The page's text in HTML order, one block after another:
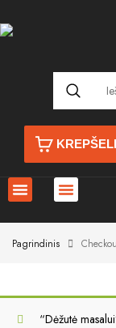
Pagrindinis
“Dėžutė